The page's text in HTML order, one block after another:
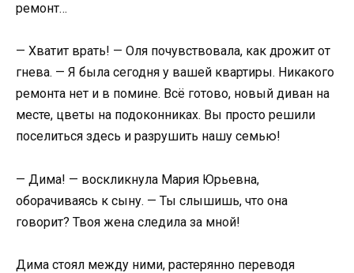
ремонт…
— Хватит врать! — Оля почувствовала, как дрожит от
гнева. — Я была сегодня у вашей квартиры. Никакого
ремонта нет и в помине. Всё готово, новый диван на
месте, цветы на подоконниках. Вы просто решили
поселиться здесь и разрушить нашу семью!
— Дима! — воскликнула Мария Юрьевна,
оборачиваясь к сыну. — Ты слышишь, что она
говорит? Твоя жена следила за мной!
Дима стоял между ними, растерянно переводя